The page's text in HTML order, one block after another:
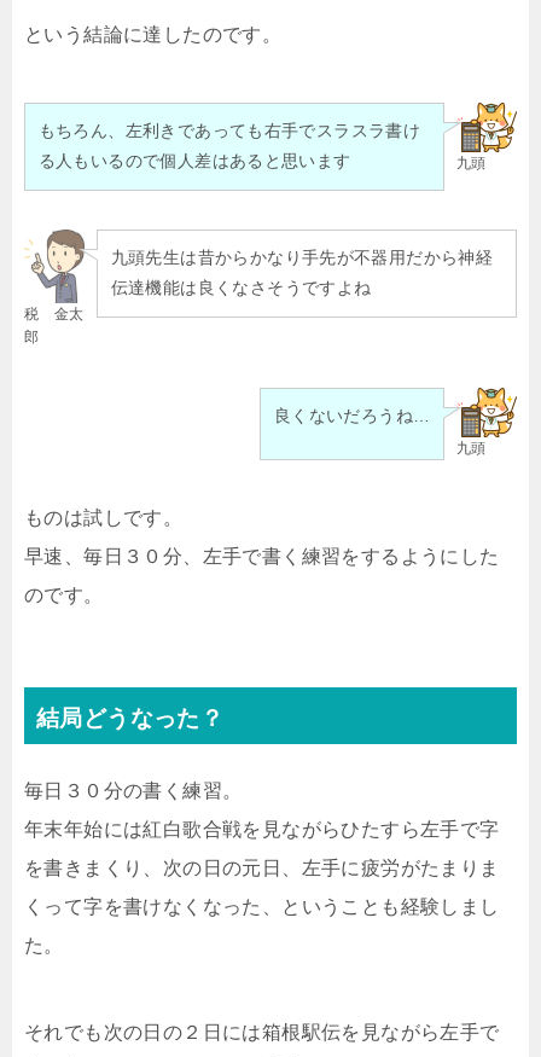
という結論に達したのです。
九頭
もちろん、左利きであっても右手でスラスラ書け
る人もいるので個人差はあると思います
税 金太
郎
九頭先生は昔からかなり手先が不器用だから神経
伝達機能は良くなさそうですよね
九頭
良くないだろうね…
ものは試しです。
早速、毎日３０分、左手で書く練習をするようにした
のです。
結局どうなった？
毎日３０分の書く練習。
年末年始には紅白歌合戦を見ながらひたすら左手で字
を書きまくり、次の日の元日、左手に疲労がたまりま
くって字を書けなくなった、ということも経験しまし
た。
それでも次の日の２日には箱根駅伝を見ながら左手で